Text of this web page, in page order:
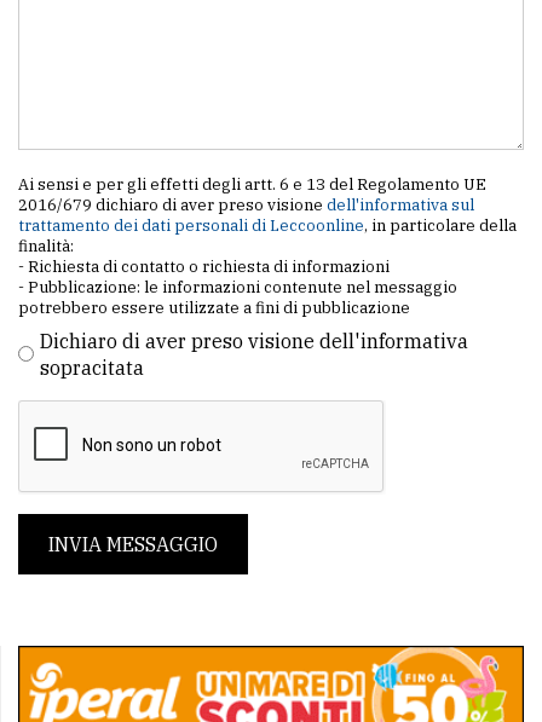
Ai sensi e per gli effetti degli artt. 6 e 13 del Regolamento UE
2016/679 dichiaro di aver preso visione dell'informativa sul
trattamento dei dati personali di Leccoonline, in particolare della
finalità:
- Richiesta di contatto o richiesta di informazioni
- Pubblicazione: le informazioni contenute nel messaggio
potrebbero essere utilizzate a fini di pubblicazione
Dichiaro di aver preso visione dell'informativa
sopracitata
INVIA MESSAGGIO